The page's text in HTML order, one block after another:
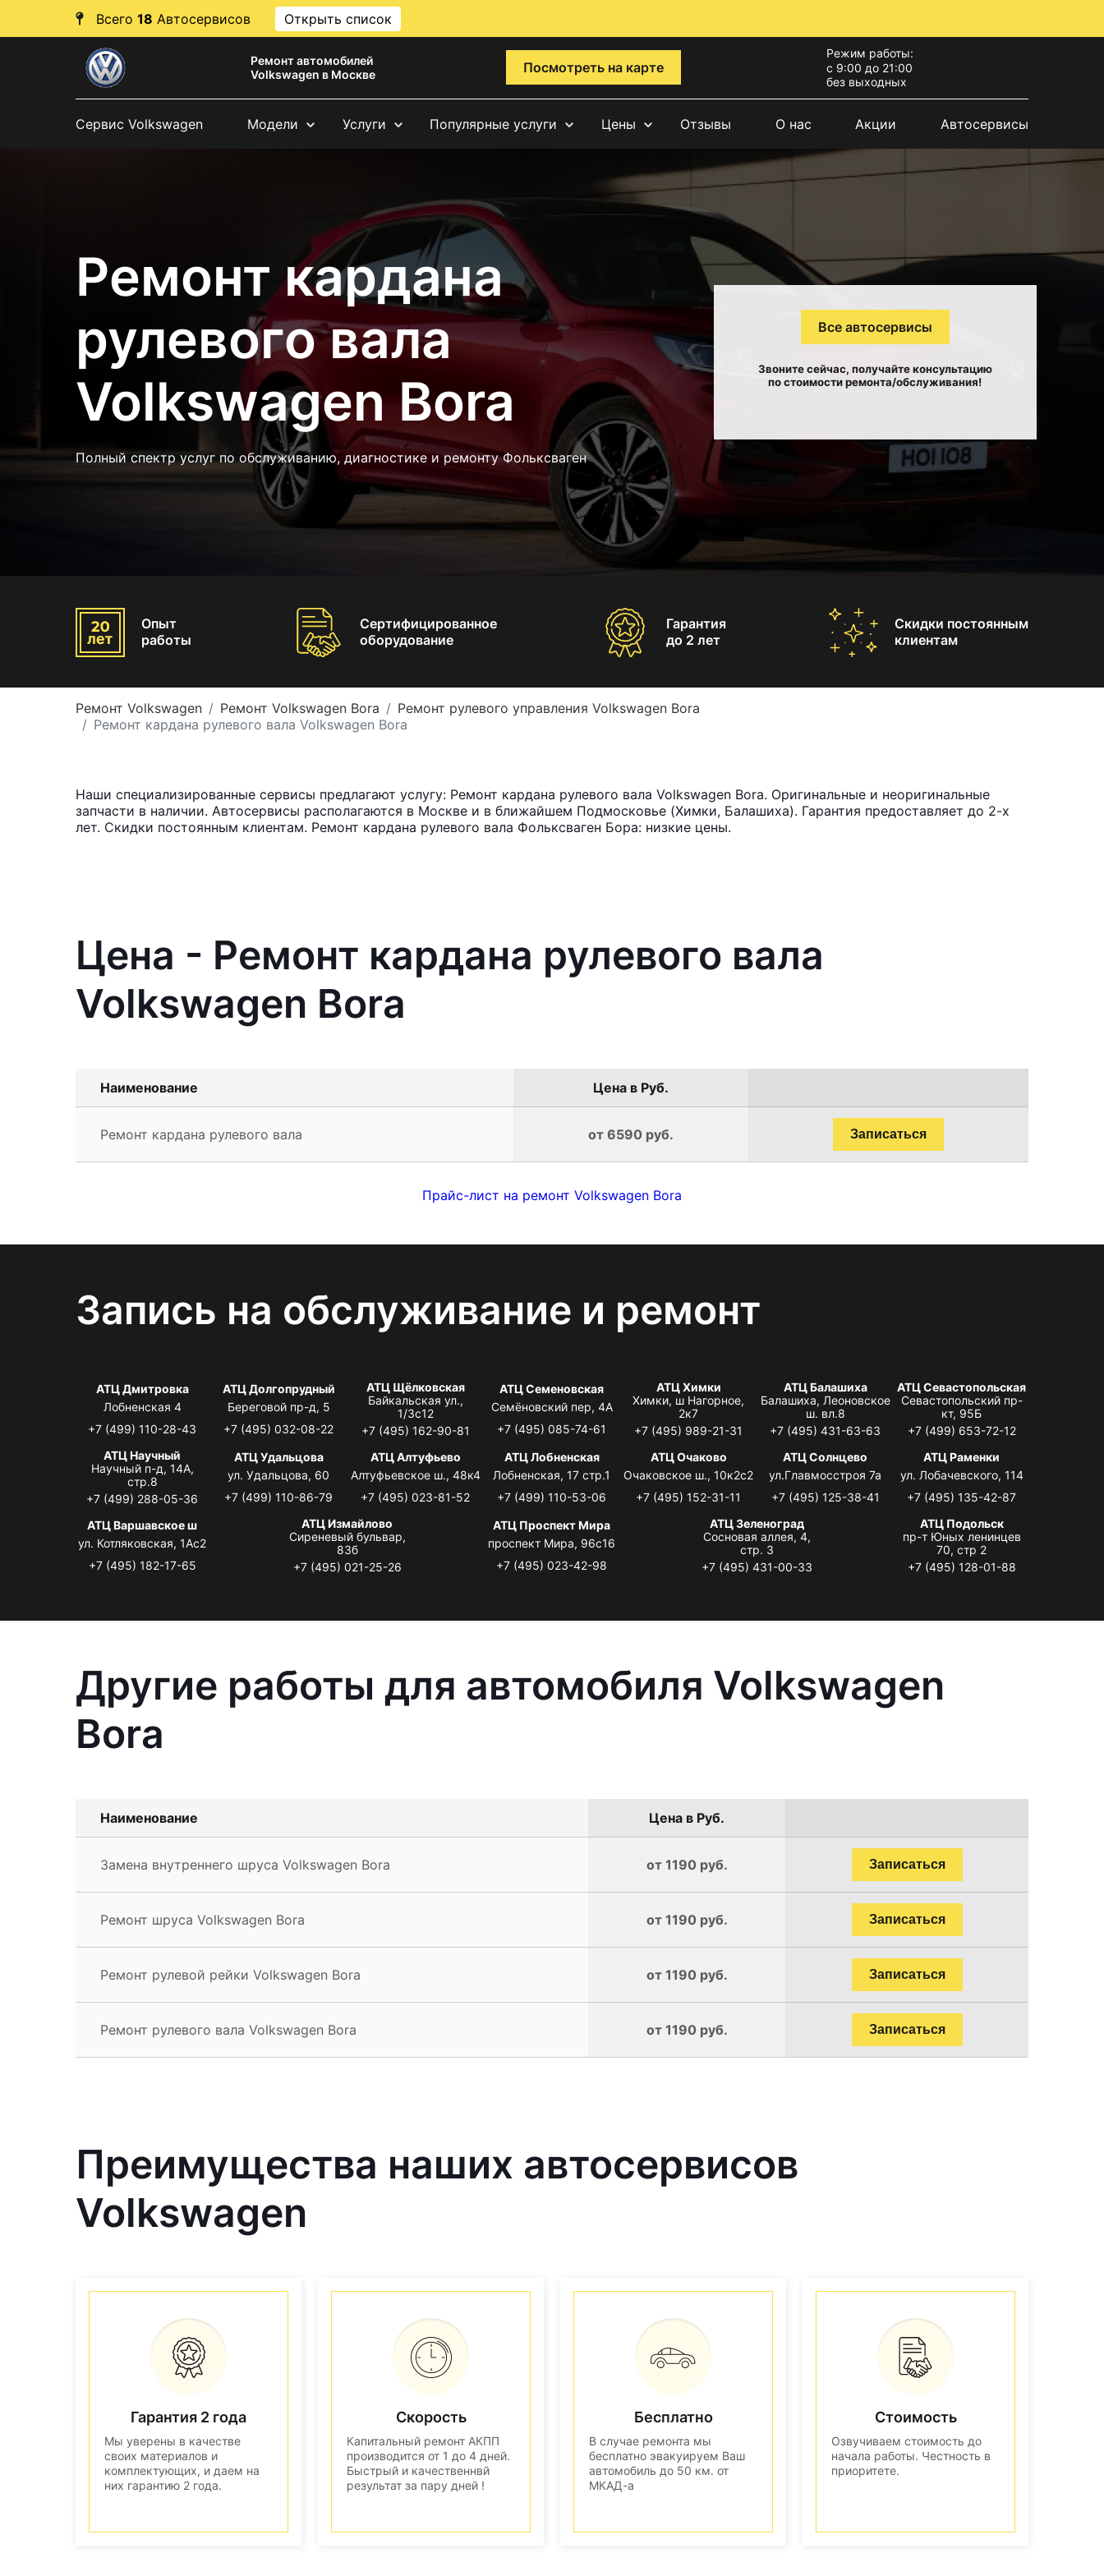
Всего 18 Автосервисов Открыть список
Ремонт автомобилей
Volkswagen в Москве
Посмотреть на карте
Режим работы:
с 9:00 до 21:00
без выходных
Сервис Volkswagen Модели Услуги Популярные услуги Цены Отзывы О нас Акции Автосервисы
Ремонт кардана
рулевого вала
Volkswagen Bora
Полный спектр услуг по обслуживанию, диагностике и ремонту Фольксваген
Все автосервисы
Звоните сейчас, получайте консультацию
по стоимости ремонта/обслуживания!
Опыт
работы
Сертифицированное
оборудование
Гарантия
до 2 лет
Скидки постоянным
клиентам
Ремонт Volkswagen Ремонт Volkswagen Bora
Ремонт рулевого управления Volkswagen Bora
Ремонт кардана рулевого вала Volkswagen Bora
Наши специализированные сервисы предлагают услугу: Ремонт кардана рулевого вала Volkswagen Bora. Оригинальные и неоригинальные
запчасти в наличии. Автосервисы располагаются в Москве и в ближайшем Подмосковье (Химки, Балашиха). Гарантия предоставляет до 2-х
лет. Скидки постоянным клиентам. Ремонт кардана рулевого вала Фольксваген Бора: низкие цены.
Цена - Ремонт кардана рулевого вала
Volkswagen Bora
Наименование Цена в Руб.
Ремонт кардана рулевого вала от 6590 руб. Записаться
Прайс-лист на ремонт Volkswagen Bora
Запись на обслуживание и ремонт
АТЦ Дмитровка
Лобненская 4
+7 (499) 110-28-43
АТЦ Долгопрудный
Береговой пр-д, 5
+7 (495) 032-08-22
АТЦ Щёлковская
Байкальская ул.,
1/3с12
+7 (495) 162-90-81
АТЦ Семеновская
Семёновский пер, 4А
+7 (495) 085-74-61
АТЦ Химки
Химки, ш Нагорное,
2к7
+7 (495) 989-21-31
АТЦ Балашиха
Балашиха, Леоновское
ш. вл.8
+7 (495) 431-63-63
АТЦ Севастопольская
Севастопольский пр-
кт, 95Б
+7 (499) 653-72-12
АТЦ Научный
Научный п-д, 14А,
стр.8
+7 (499) 288-05-36
АТЦ Удальцова
ул. Удальцова, 60
+7 (499) 110-86-79
АТЦ Алтуфьево
Алтуфьевское ш., 48к4
+7 (495) 023-81-52
АТЦ Лобненская
Лобненская, 17 стр.1
+7 (499) 110-53-06
АТЦ Очаково
Очаковское ш., 10к2с2
+7 (495) 152-31-11
АТЦ Солнцево
ул.Главмосстроя 7а
+7 (495) 125-38-41
АТЦ Раменки
ул. Лобачевского, 114
+7 (495) 135-42-87
АТЦ Варшавское ш
ул. Котляковская, 1Ас2
+7 (495) 182-17-65
АТЦ Измайлово
Сиреневый бульвар,
83б
+7 (495) 021-25-26
АТЦ Проспект Мира
проспект Мира, 96с16
+7 (495) 023-42-98
АТЦ Зеленоград
Сосновая аллея, 4,
стр. 3
+7 (495) 431-00-33
АТЦ Подольск
пр-т Юных ленинцев
70, стр 2
+7 (495) 128-01-88
Другие работы для автомобиля Volkswagen
Bora
Наименование Цена в Руб.
Замена внутреннего шруса Volkswagen Bora от 1190 руб. Записаться
Ремонт шруса Volkswagen Bora от 1190 руб. Записаться
Ремонт рулевой рейки Volkswagen Bora от 1190 руб. Записаться
Ремонт рулевого вала Volkswagen Bora от 1190 руб. Записаться
Преимущества наших автосервисов
Volkswagen
Гарантия 2 года
Мы уверены в качестве
своих материалов и
комплектующих, и даем на
них гарантию 2 года.
Скорость
Капитальный ремонт АКПП
производится от 1 до 4 дней.
Быстрый и качественнвй
результат за пару дней !
Бесплатно
В случае ремонта мы
бесплатно эвакуируем Ваш
автомобиль до 50 км. от
МКАД-а
Стоимость
Озвучиваем стоимость до
начала работы. Честность в
приоритете.